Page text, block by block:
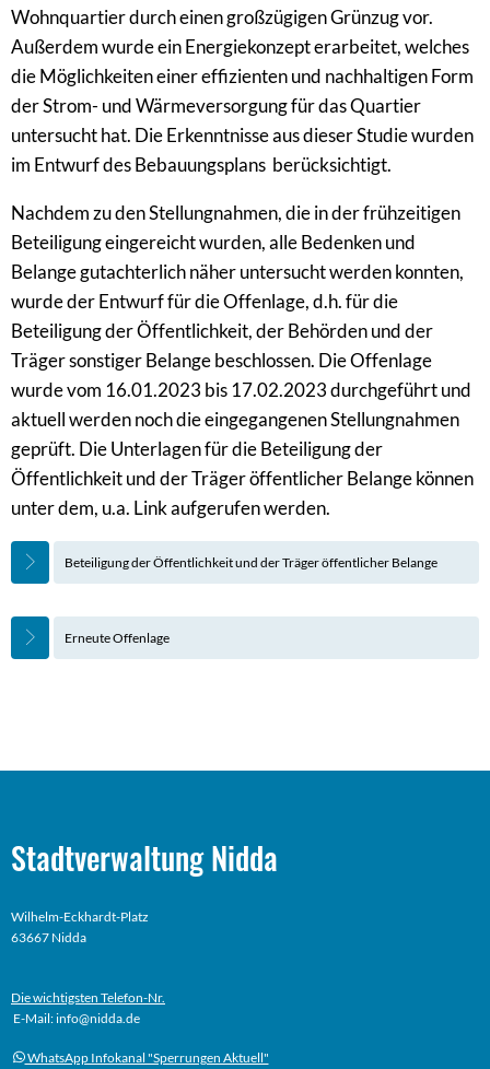
Wohnquartier durch einen großzügigen Grünzug vor.
Außerdem wurde ein Energiekonzept erarbeitet, welches
die Möglichkeiten einer effizienten und nachhaltigen Form
der Strom- und Wärmeversorgung für das Quartier
untersucht hat. Die Erkenntnisse aus dieser Studie wurden
im Entwurf des Bebauungsplans berücksichtigt.
Nachdem zu den Stellungnahmen, die in der frühzeitigen
Beteiligung eingereicht wurden, alle Bedenken und
Belange gutachterlich näher untersucht werden konnten,
wurde der Entwurf für die Offenlage, d.h. für die
Beteiligung der Öffentlichkeit, der Behörden und der
Träger sonstiger Belange beschlossen. Die Offenlage
wurde vom 16.01.2023 bis 17.02.2023 durchgeführt und
aktuell werden noch die eingegangenen Stellungnahmen
geprüft. Die Unterlagen für die Beteiligung der
Öffentlichkeit und der Träger öffentlicher Belange können
unter dem, u.a. Link aufgerufen werden.
Beteiligung der Öffentlichkeit und der Träger öffentlicher Belange
Erneute Offenlage
Stadtverwaltung Nidda
Wilhelm-Eckhardt-Platz
63667 Nidda
Die wichtigsten Telefon-Nr.
E-Mail: info@nidda.de
WhatsApp Infokanal "Sperrungen Aktuell"